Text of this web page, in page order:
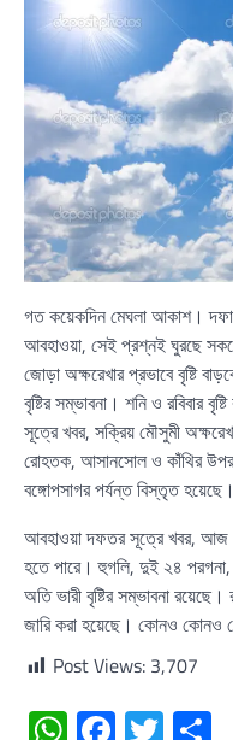
গত কয়েকদিন মেঘলা আকাশ।
আবহাওয়া, সেই প্রশ্নই ঘুরছে
জোড়া অক্ষরেখার প্রভাবে বৃষ্টি
বৃষ্টির সম্ভাবনা। শনি ও রবিবার
সূত্রে খবর, সক্রিয় মৌসুমী
রোহতক, আসানসোল ও কাঁথির উপর
বঙ্গোপসাগর পর্যন্ত বিস্তৃত হয়েছে।
আবহাওয়া দফতর সূত্রে খবর, আজ
হতে পারে। হুগলি, দুই ২৪ পরগনা,
অতি ভারী বৃষ্টির সম্ভাবনা রয়েছে।
জারি করা হয়েছে। কোনও কোনও
Post Views: 3,707